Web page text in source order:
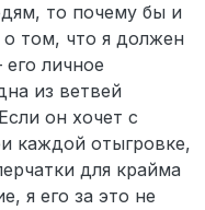
то почему бы и
том, что я должен
личное
из ветвей
он хочет с
каждой отыгровке,
для крайма
я его за это не